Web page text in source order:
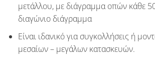
μετάλλου, με διάγραμμα οπών κάθε
διαγώνιο διάγραμμα
Είναι ιδανικό για συγκολλήσεις ή
μεσαίων – μεγάλων κατασκευών.